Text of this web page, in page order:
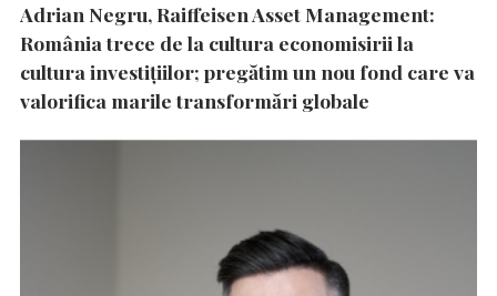
Adrian Negru, Raiffeisen Asset Management:
România trece de la cultura economisirii la
cultura investițiilor; pregătim un nou fond care va
valorifica marile transformări globale